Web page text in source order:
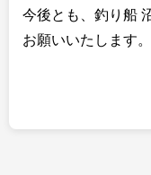
今後とも、釣り船
お願いいたします。